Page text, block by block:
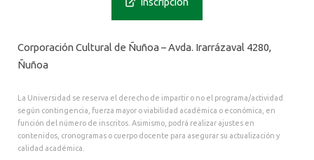
Corporación Cultural de Ñuñoa – Avda. Irarrázaval 4280,
Ñuñoa
La Universidad se reserva el derecho de impartir o no el programa/actividad
según contingencia, fuerza mayor o viabilidad académica o económica, en
función del número de inscritos. Asimismo, podrá realizar ajustes en
contenidos, cronogramas o cuerpo docente para asegurar su actualización y
calidad académica.